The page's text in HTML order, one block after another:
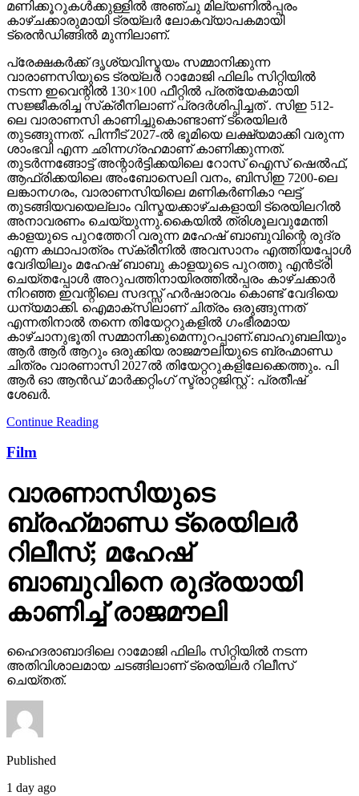
മണിക്കൂറുകൾക്കുള്ളിൽ അഞ്ചു മില്യണിൽപ്പരം
കാഴ്ചക്കാരുമായി ട്രയ്ലർ ലോകവ്യാപകമായി
ട്രെൻഡിങ്ങിൽ മുന്നിലാണ്.
പ്രേക്ഷകർക്ക് ദൃശ്യവിസ്മയം സമ്മാനിക്കുന്ന
വാരാണസിയുടെ ട്രയ്ലർ റാമോജി ഫിലിം സിറ്റിയിൽ
നടന്ന ഇവെന്റിൽ 130×100 ഫീറ്റിൽ പ്രത്യേകമായി
സജ്ജീകരിച്ച സ്‌ക്രീനിലാണ് പ്രദർശിപ്പിച്ചത് . സിഇ 512-
ലെ വാരാണസി കാണിച്ചുകൊണ്ടാണ് ട്രെയിലര്‍
തുടങ്ങുന്നത്. പിന്നീട് 2027-ല്‍ ഭൂമിയെ ലക്ഷ്യമാക്കി വരുന്ന
ശാംഭവി എന്ന ഛിന്നഗ്രഹമാണ് കാണിക്കുന്നത്.
തുടര്‍ന്നങ്ങോട്ട് അന്റാര്‍ട്ടിക്കയിലെ റോസ് ഐസ് ഷെല്‍ഫ്,
ആഫ്രിക്കയിലെ അംബോസെലി വനം, ബിസിഇ 7200-ലെ
ലങ്കാനഗരം, വാരാണസിയിലെ മണികര്‍ണികാ ഘട്ട്
തുടങ്ങിയവയെല്ലാം വിസ്മയക്കാഴ്ചകളായി ട്രെയിലറില്‍
അനാവരണം ചെയ്യുന്നു.കൈയില്‍ ത്രിശൂലവുമേന്തി
കാളയുടെ പുറത്തേറി വരുന്ന മഹേഷ് ബാബുവിന്റെ രുദ്ര
എന്ന കഥാപാത്രം സ്‌ക്രീനിൽ അവസാനം എത്തിയപ്പോൾ
വേദിയിലും മഹേഷ് ബാബു കാളയുടെ പുറത്തു എൻട്രി
ചെയ്തപ്പോൾ അറുപത്തിനായിരത്തിൽപ്പരം കാഴ്ചക്കാർ
നിറഞ്ഞ ഇവന്റിലെ സദസ്സ് ഹർഷാരവം കൊണ്ട് വേദിയെ
ധന്യമാക്കി. ഐമാക്‌സിലാണ് ചിത്രം ഒരുങ്ങുന്നത്
എന്നതിനാല്‍ തന്നെ തിയേറ്ററുകളില്‍ ഗംഭീരമായ
കാഴ്ചാനുഭൂതി സമ്മാനിക്കുമെന്നുറപ്പാണ്.ബാഹുബലിയും
ആർ ആർ ആറും ഒരുക്കിയ രാജമൗലിയുടെ ബ്രഹ്മാണ്ഡ
ചിത്രം വാരണാസി 2027ൽ തിയേറ്ററുകളിലേക്കെത്തും. പി
ആർ ഓ ആൻഡ് മാർക്കറ്റിംഗ് സ്ട്രാറ്റജിസ്റ്റ് : പ്രതീഷ്
ശേഖർ.
Continue Reading
Film
വാരണാസിയുടെ
ബ്രഹ്‌മാണ്ഡ ട്രെയിലര്‍
റിലീസ്; മഹേഷ്
ബാബുവിനെ രുദ്രയായി
കാണിച്ച് രാജമൗലി
ഹൈദരാബാദിലെ റാമോജി ഫിലിം സിറ്റിയില്‍ നടന്ന
അതിവിശാലമായ ചടങ്ങിലാണ് ട്രെയിലര്‍ റിലീസ്
ചെയ്തത്.
Published
1 day ago